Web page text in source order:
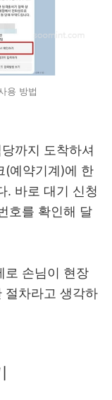
용 방법
까지 도착하셔
(예약기계)에 한
. 바로 대기 신청
호를 확인해 달
로 손님이 현장
절차라고 생각하